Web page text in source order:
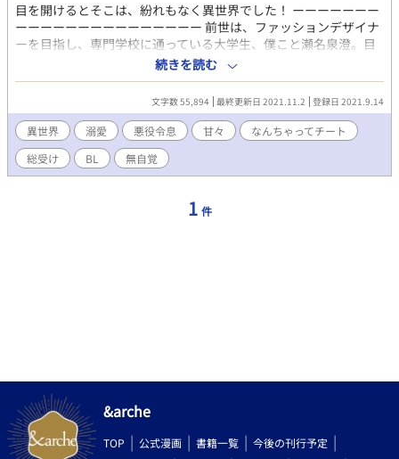
目を開けるとそこは、紛れもなく異世界でした！ ーーーーーーー
ーーーーーーーーーーーーーーー 前世は、ファッションデザイナ
ーを目指し、専門学校に通っている大学生、僕こと瀬名泉澄。目
を開けるとそこは…なんと男同士でも結婚できちゃう異世界でし
た！しかもシュウェーデル国という国の貴族とやらでとっても偉
いウェルトン公爵家の次男です！名前もウェルトン・デューイ・
デ・メリア・ラファエルというとっても長い名前に⁉︎ ん？この
名前、どっかで聞いたことあるよーな、、あｯｯーーー⁉︎⁉︎この名
前！僕が前世で暇潰しに読んでたBL小説の悪役令息の名前
だ！！！ヤバいｯｯｯこのままじゃ前世より短い生涯を終える事にな
ってしまう_:(´ཀ`」 ∠):前世知識チートで短命の元凶イケメン達
ーーーーーーーーーーーーーーーーー 初投稿です。温かい目で見
続きを読む
文字数 55,894 最終更新日 2021.11.2 登録日 2021.9.14
異世界 溺愛 悪役令息 甘々
なんちゃってチート
総受け
BL 無自覚
1 件
&arche
TOP 公式漫画 書籍一覧
今後の刊行予定